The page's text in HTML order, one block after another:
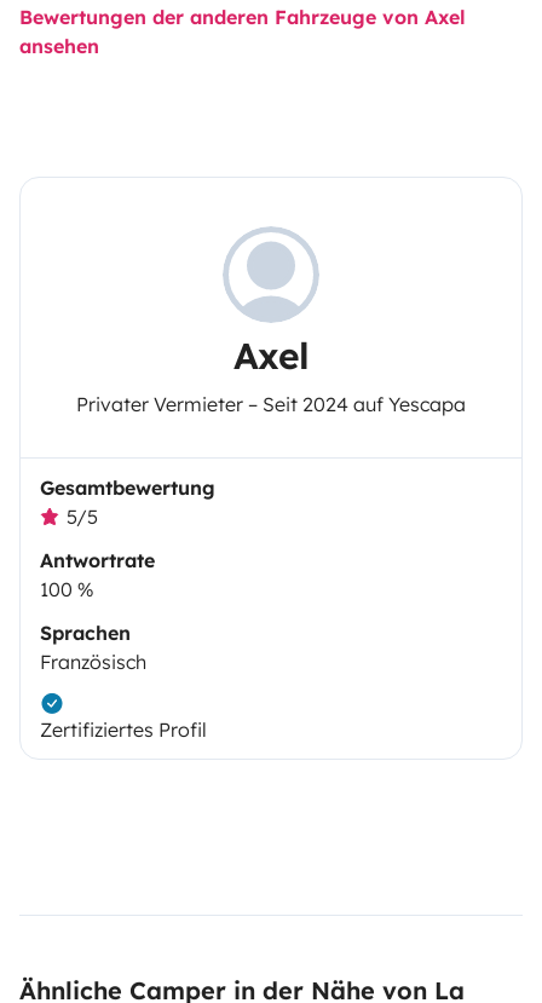
Bewertungen der anderen Fahrzeuge von Axel
ansehen
Axel
Privater Vermieter – Seit 2024 auf Yescapa
Gesamtbewertung
5/5
Antwortrate
100 %
Sprachen
Französisch
Zertifiziertes Profil
Ähnliche Camper in der Nähe von La